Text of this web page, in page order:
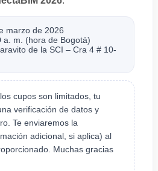
marzo de 2026
a. m. (hora de Bogotá)
de la SCI – Cra 4 # 10-
cupos son limitados, tu
verificación de datos y
Te enviaremos la
adicional, si aplica) al
Muchas gracias